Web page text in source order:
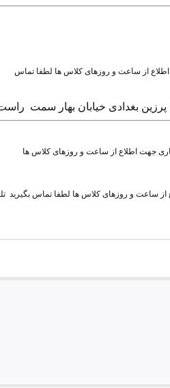
بغدادی خیابان بهار سمت راست بن
ستاری جهت اطلاع از ساعت و روزهای کلاس ها
ساعت و روزهای کلاس ها لطفا تماس بگیرید